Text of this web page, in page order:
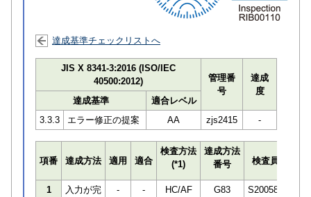
達成基準チェックリストへ
JIS X 8341-3:2016 (ISO/IEC
40500:2012)
管理番
号
達成
度
達成基準
適合レベル
3.3.3
エラー修正の提案 AA zjs2415 -
項番 達成方法 適用 適合
検査方法
(*1)
達成方法
番号
検査員
1
入力が完
- - HC/AF G83 S200589